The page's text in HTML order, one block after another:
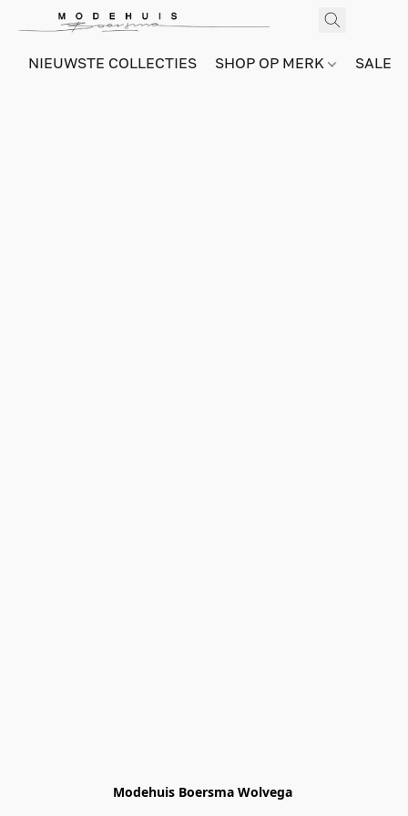
NIEUWSTE COLLECTIES SHOP OP MERK SALE
Modehuis Boersma Wolvega